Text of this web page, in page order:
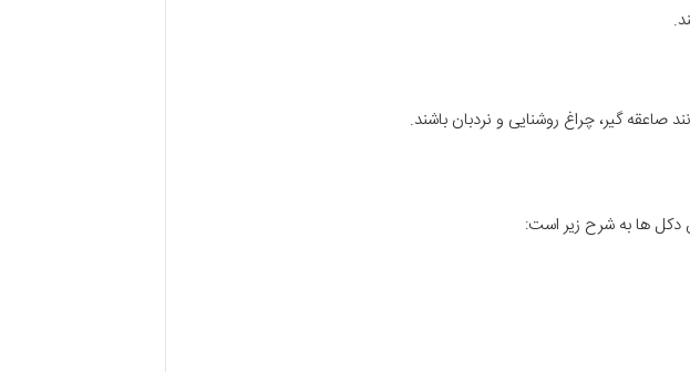
گیر، چراغ روشنایی و نردبان باشند.
ها به شرح زیر است: